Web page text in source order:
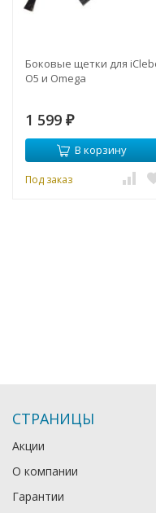
Боковые щетки для
O5 и Omega
1 599 ₽
В корзину
Под заказ
СТРАНИЦЫ
Акции
О компании
Гарантии